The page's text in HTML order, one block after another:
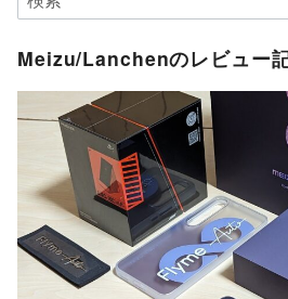
Meizu/Lanchenのレビュー